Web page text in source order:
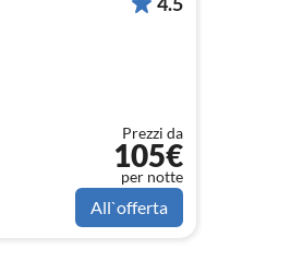
Prezzi da
105€
per notte
All`offerta